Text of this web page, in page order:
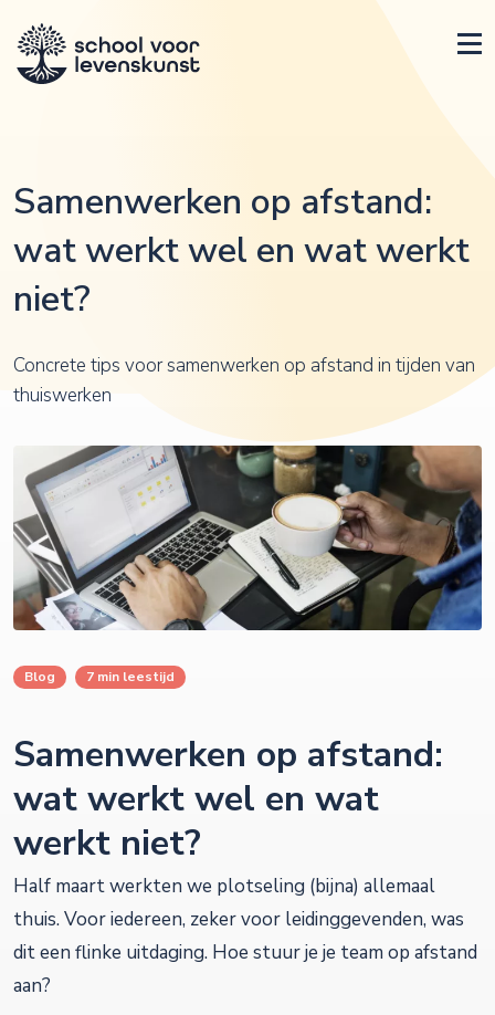
Samenwerken op afstand:
wat werkt wel en wat werkt
niet?
Concrete tips voor samenwerken op afstand in tijden van
thuiswerken
Blog 7 min leestijd
Samenwerken op afstand:
wat werkt wel en wat
werkt niet?
Half maart werkten we plotseling (bijna) allemaal
thuis. Voor iedereen, zeker voor leidinggevenden, was
dit een flinke uitdaging. Hoe stuur je je team op afstand
aan?